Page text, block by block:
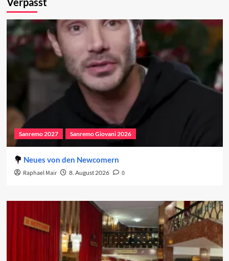
Sanremo 2027 Sanremo Giovani 2026
Neues von den Newcomern
Raphael Mair 8. August 2026 0